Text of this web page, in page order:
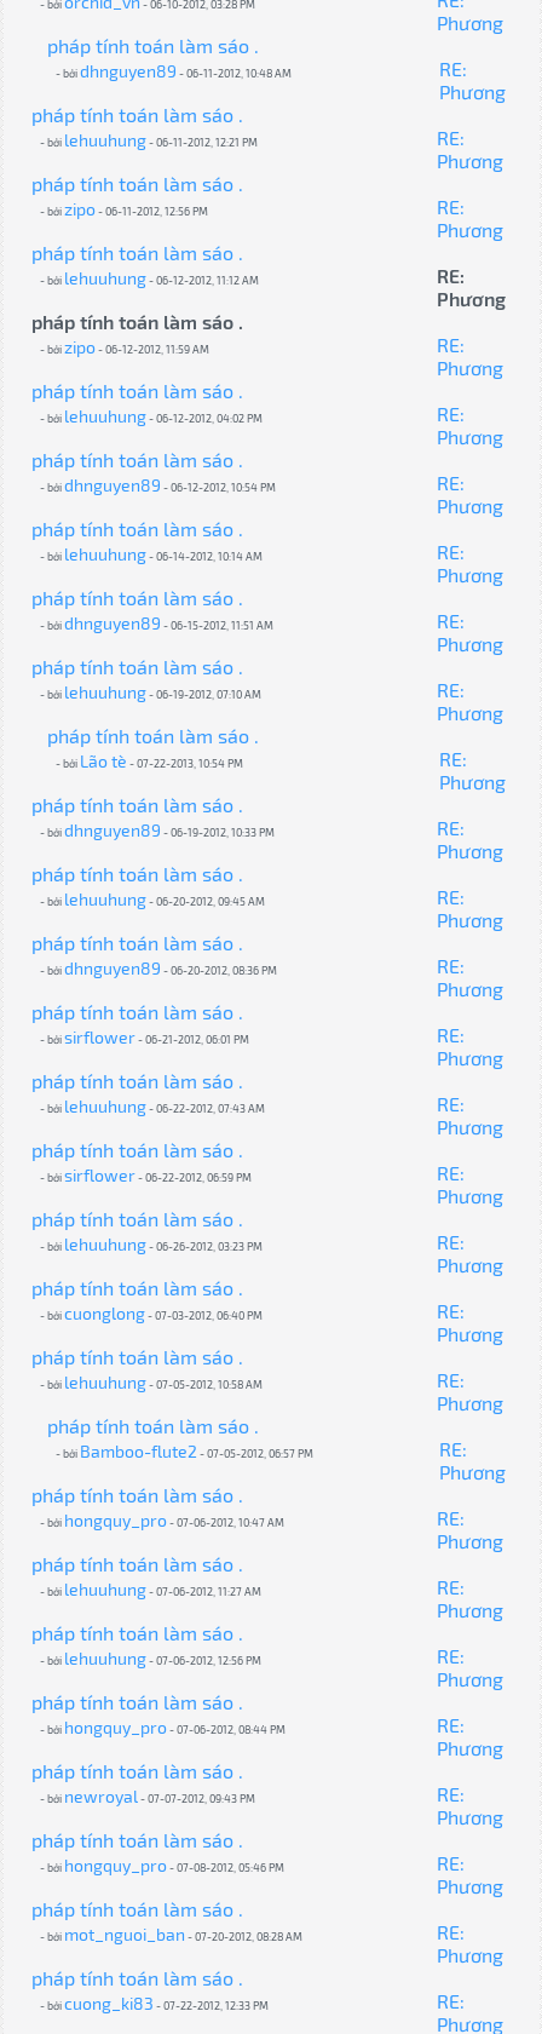
- bởi - 06-10-2012, 03:28 PM
Phương
pháp tính toán làm sáo .
- bởidhnguyen89 - 06-11-2012, 10:48 AM
RE:
Phương
pháp tính toán làm sáo .
- bởi lehuuhung- 06-11-2012, 12:21 PM
RE:
Phương
pháp tính toán làm sáo .
- bởizipo- 06-11-2012, 12:56 PM
RE:
Phương
pháp tính toán làm sáo .
- bởi lehuuhung- 06-12-2012, 11:12 AM
RE:
Phương
pháp tính toán làm sáo .
- bởizipo- 06-12-2012, 11:59 AM
RE:
Phương
pháp tính toán làm sáo .
- bởi lehuuhung- 06-12-2012, 04:02 PM
RE:
Phương
pháp tính toán làm sáo .
- bởidhnguyen89 - 06-12-2012, 10:54 PM
RE:
Phương
pháp tính toán làm sáo .
- bởi lehuuhung- 06-14-2012, 10:14 AM
RE:
Phương
pháp tính toán làm sáo .
- bởidhnguyen89 - 06-15-2012, 11:51 AM
RE:
Phương
pháp tính toán làm sáo .
- bởi lehuuhung- 06-19-2012, 07:10 AM
RE:
Phương
pháp tính toán làm sáo .
- bởi Lão tè - 07-22-2013, 10:54 PM
RE:
Phương
pháp tính toán làm sáo .
- bởidhnguyen89 - 06-19-2012, 10:33 PM
RE:
Phương
pháp tính toán làm sáo .
- bởi lehuuhung- 06-20-2012, 09:45 AM
RE:
Phương
pháp tính toán làm sáo .
- bởidhnguyen89 - 06-20-2012, 08:36 PM
RE:
Phương
pháp tính toán làm sáo .
- bởisirflower- 06-21-2012, 06:01 PM
RE:
Phương
pháp tính toán làm sáo .
- bởi lehuuhung- 06-22-2012, 07:43 AM
RE:
Phương
pháp tính toán làm sáo .
- bởisirflower- 06-22-2012, 06:59 PM
RE:
Phương
pháp tính toán làm sáo .
- bởi lehuuhung- 06-26-2012, 03:23 PM
RE:
Phương
pháp tính toán làm sáo .
- bởicuonglong- 07-03-2012, 06:40 PM
RE:
Phương
pháp tính toán làm sáo .
- bởi lehuuhung- 07-05-2012, 10:58 AM
RE:
Phương
pháp tính toán làm sáo .
- bởi Bamboo-flute2 - 07-05-2012, 06:57 PM
RE:
Phương
pháp tính toán làm sáo .
- bởi hongquy_pro- 07-06-2012, 10:47 AM
RE:
Phương
pháp tính toán làm sáo .
- bởi lehuuhung- 07-06-2012, 11:27 AM
RE:
Phương
pháp tính toán làm sáo .
- bởi lehuuhung- 07-06-2012, 12:56 PM
RE:
Phương
pháp tính toán làm sáo .
- bởi hongquy_pro- 07-06-2012, 08:44 PM
RE:
Phương
pháp tính toán làm sáo .
- bởi newroyal- 07-07-2012, 09:43 PM
RE:
Phương
pháp tính toán làm sáo .
- bởi hongquy_pro- 07-08-2012, 05:46 PM
RE:
Phương
pháp tính toán làm sáo .
- bởi mot_nguoi_ban - 07-20-2012, 08:28 AM
RE:
Phương
pháp tính toán làm sáo .
- bởicuong_ki83 - 07-22-2012, 12:33 PM
RE:
Phương